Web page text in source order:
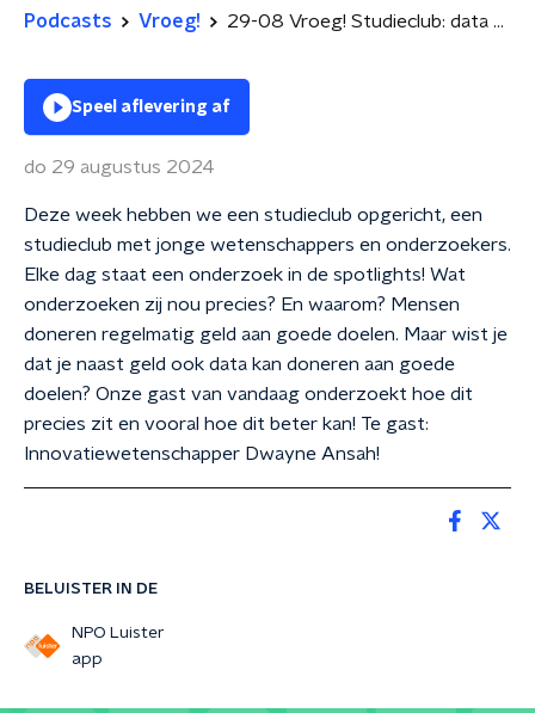
Podcasts Vroeg! 29-08 Vroeg! Studieclub: data donatie
BELUISTER IN DE
NPO Luister
app
Speel aflevering af
do 29 augustus 2024
Deze week hebben we een studieclub opgericht, een
studieclub met jonge wetenschappers en onderzoekers.
Elke dag staat een onderzoek in de spotlights! Wat
onderzoeken zij nou precies? En waarom? Mensen
doneren regelmatig geld aan goede doelen. Maar wist je
dat je naast geld ook data kan doneren aan goede
doelen? Onze gast van vandaag onderzoekt hoe dit
precies zit en vooral hoe dit beter kan! Te gast:
Innovatiewetenschapper Dwayne Ansah!